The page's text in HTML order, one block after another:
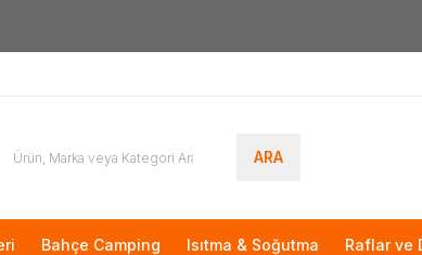
ARA
Bahçe Camping Isıtma & Soğutma Raflar ve